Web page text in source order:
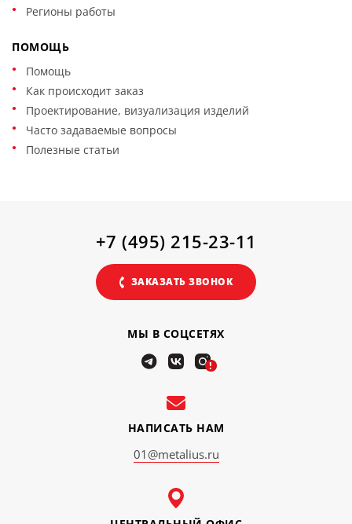
Регионы работы
ПОМОЩЬ
Помощь
Как происходит заказ
Проектирование, визуализация изделий
Часто задаваемые вопросы
Полезные статьи
НАПИСАТЬ НАМ
01@metalius.ru
МЫ В СОЦСЕТЯХ
!
+7 (495) 215-23-11
ЗАКАЗАТЬ ЗВОНОК